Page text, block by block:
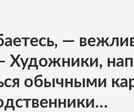
—
Художники,
обычными